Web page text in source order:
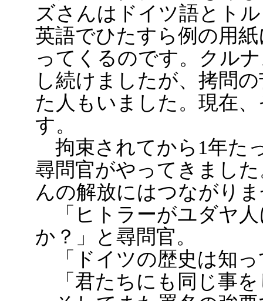
ズさんはドイツ語とト
英語でひたすら例の用
ってくるのです。クル
し続けましたが、拷問
た人もいました。現在
す。
拘束されてから1年た
尋問官がやってきまし
んの解放にはつながり
「ヒトラーがユダヤ
か？」と尋問官。
「ドイツの歴史は知っ
「君たちにも同じ事を